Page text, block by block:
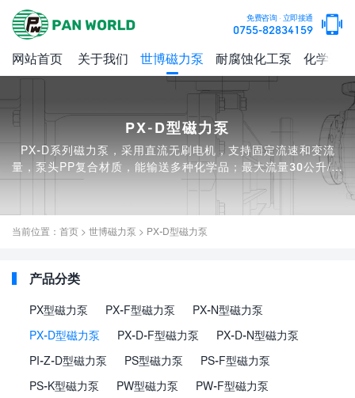
免费咨询 · 立即接通
0755-82834159
网站首页 关于我们 世博磁力泵 耐腐蚀化工泵 化学适
PX-D型磁力泵
PX-D系列磁力泵，采用直流无刷电机，支持固定流速和变流
量，泵头PP复合材质，能输送多种化学品；最大流量30公升/分
钟，最高扬程5米
当前位置： 首页 > 世博磁力泵 > PX-D型磁力泵
产品分类
PX型磁力泵 PX-F型磁力泵
PX-N型磁力泵
PX-D型磁力泵
PX-D-F型磁力泵
PX-D-N型磁力泵
PI-Z-D型磁力泵
PS型磁力泵
PS-F型磁力泵
PS-K型磁力泵
PW型磁力泵
PW-F型磁力泵